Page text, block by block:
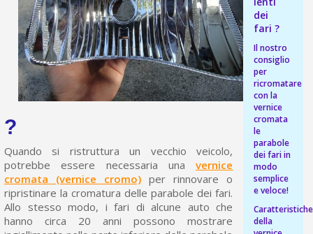
?
Quando si ristruttura un vecchio veicolo,
potrebbe essere necessaria unavernice
cromata (vernice cromo) per rinnovare o
ripristinare la cromatura delle parabole dei fari.
Allo stesso modo, i fari di alcune auto che
hanno circa 20 anni possono mostrare
dei
fari ?
Il nostro
consiglio
per
ricromatare
con la
vernice
cromata
le
parabole
dei fari in
modo
semplice
e veloce!
Caratteristiche
della